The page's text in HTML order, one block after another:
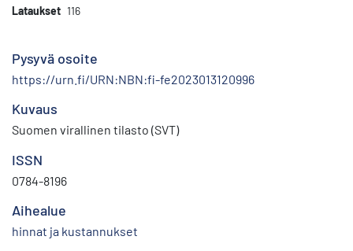
Lataukset 116
Pysyvä osoite
https://urn.fi/URN:NBN:fi-fe2023013120996
Kuvaus
Suomen virallinen tilasto (SVT)
ISSN
0784-8196
Aihealue
hinnat ja kustannukset